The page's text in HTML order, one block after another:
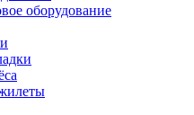
оборудование